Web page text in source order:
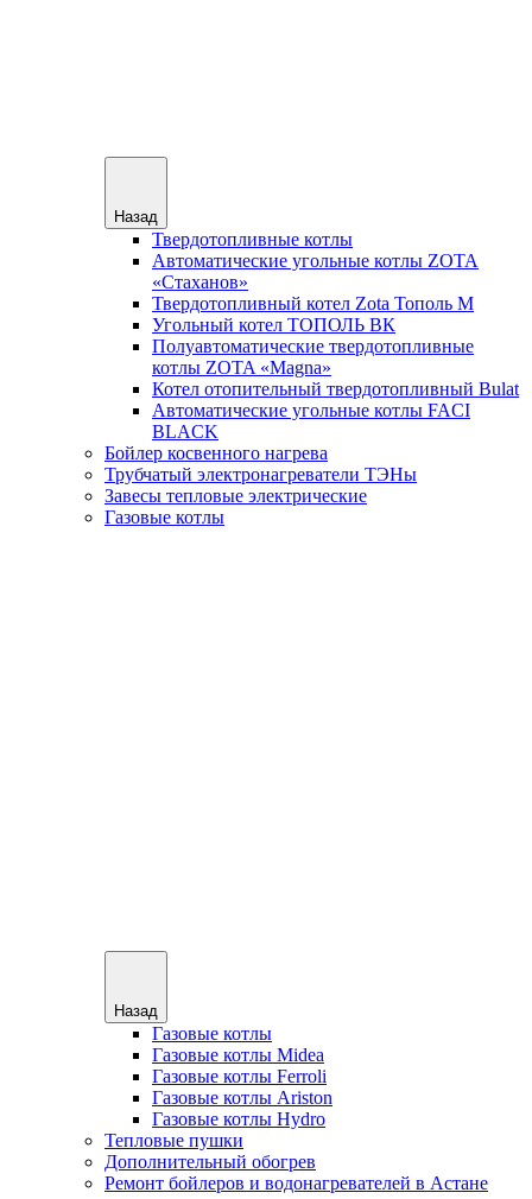
Назад
Твердотопливные котлы
Автоматические угольные котлы ZOTA
«Стаханов»
Твердотопливный котел Zota Тополь М
Угольный котел ТОПОЛЬ ВК
Полуавтоматические твердотопливные
котлы ZOTA «Magna»
Котел отопительный твердотопливный Bulat
Автоматические угольные котлы FACI
BLACK
Бойлер косвенного нагрева
Трубчатый электронагреватели ТЭНы
Завесы тепловые электрические
Газовые котлы
Назад
Газовые котлы
Газовые котлы Midea
Газовые котлы Ferroli
Газовые котлы Ariston
Газовые котлы Hydro
Тепловые пушки
Дополнительный обогрев
Ремонт бойлеров и водонагревателей в Астане